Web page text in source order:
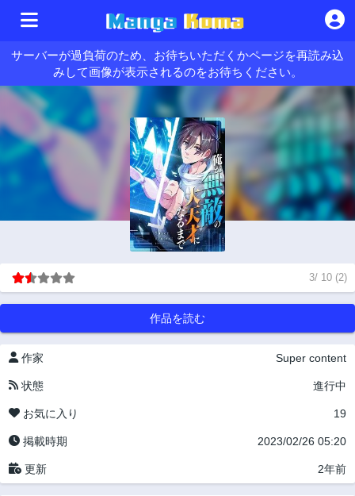
サーバーが過負荷のため、お待ちいただくかページを再読み込
みして画像が表示されるのをお待ちください。
3/ 10 (2)
作品を読む
作家 Super content
状態 進行中
お気に入り 19
掲載時期 2023/02/26 05:20
更新 2年前